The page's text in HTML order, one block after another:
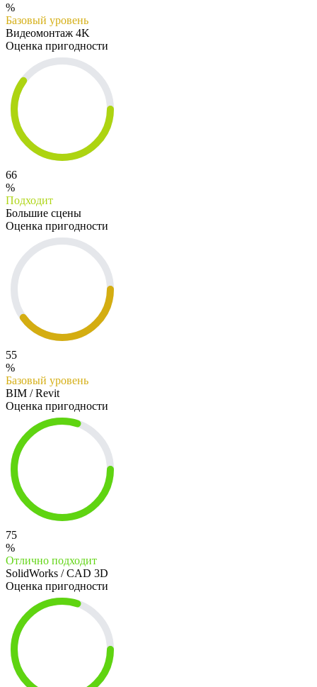
%
Базовый уровень
Видеомонтаж 4K
Оценка пригодности
66
%
Подходит
Большие сцены
Оценка пригодности
55
%
Базовый уровень
BIM / Revit
Оценка пригодности
75
%
Отлично подходит
SolidWorks / CAD 3D
Оценка пригодности